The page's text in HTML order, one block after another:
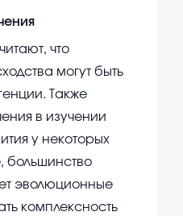
что
могут быть
Также
в изучении
у некоторых
большинство
эволюционные
комплексность